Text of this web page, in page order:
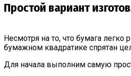
Простой вариант
Несмотря на то, что бумага
бумажном квадратике спрятан
Для начала выполним самую